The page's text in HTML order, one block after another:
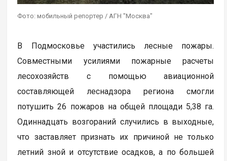
Фото: мобильный репортер / АГН "Москва"
В Подмосковье участились лесные пожары.
Совместными усилиями пожарные расчеты
лесохозяйств с помощью авиационной
составляющей леснадзора региона смогли
потушить 26 пожаров на общей площади 5,38 га.
Одиннадцать возгораний случились в выходные,
что заставляет признать их причиной не только
летний зной и отсутствие осадков, а по большей